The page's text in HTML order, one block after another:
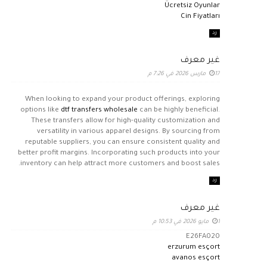
Ücretsiz Oyunlar
Cin Fiyatları
رد
غير معرف
17 مارس 2026 في 7:26 م
When looking to expand your product offerings, exploring
options like dtf transfers wholesale can be highly beneficial.
These transfers allow for high-quality customization and
versatility in various apparel designs. By sourcing from
reputable suppliers, you can ensure consistent quality and
better profit margins. Incorporating such products into your
inventory can help attract more customers and boost sales.
رد
غير معرف
1 مايو 2026 في 10:53 م
E26FA020
erzurum esçort
avanos esçort